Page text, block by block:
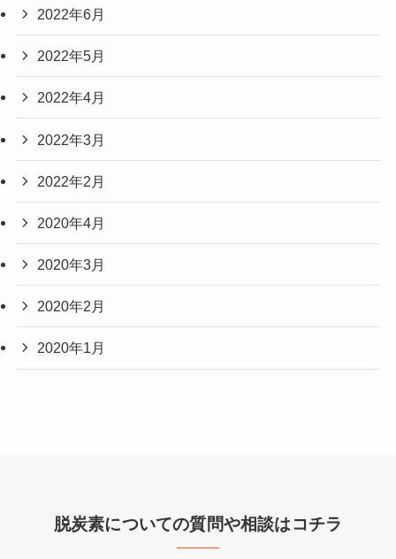
2022年6月
2022年5月
2022年4月
2022年3月
2022年2月
2020年4月
2020年3月
2020年2月
2020年1月
脱炭素についての質問や相談はコチラ